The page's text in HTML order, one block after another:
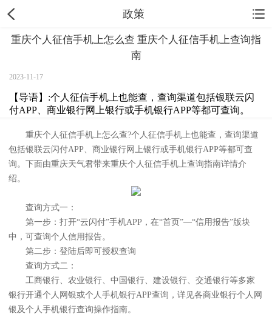
政策
重庆个人征信手机上怎么查 重庆个人征信手机上查询指
南
2023-11-17
【导语】:个人征信手机上也能查，查询渠道包括银联云闪
付APP、商业银行网上银行或手机银行APP等都可查询。
重庆个人征信手机上怎么查?个人征信手机上也能查，查询渠道
包括银联云闪付APP、商业银行网上银行或手机银行APP等都可查
询。下面由重庆天气君带来重庆个人征信手机上查询指南详情介
绍。
查询方式一：
第一步：打开“云闪付”手机APP，在“首页”—“信用报告”版块
中，可查询个人信用报告。
第二步：登陆后即可授权查询
查询方式二：
工商银行、农业银行、中国银行、建设银行、交通银行等多家
银行开通个人网银或个人手机银行APP查询，详见各商业银行个人网
银及个人手机银行查询操作指南。